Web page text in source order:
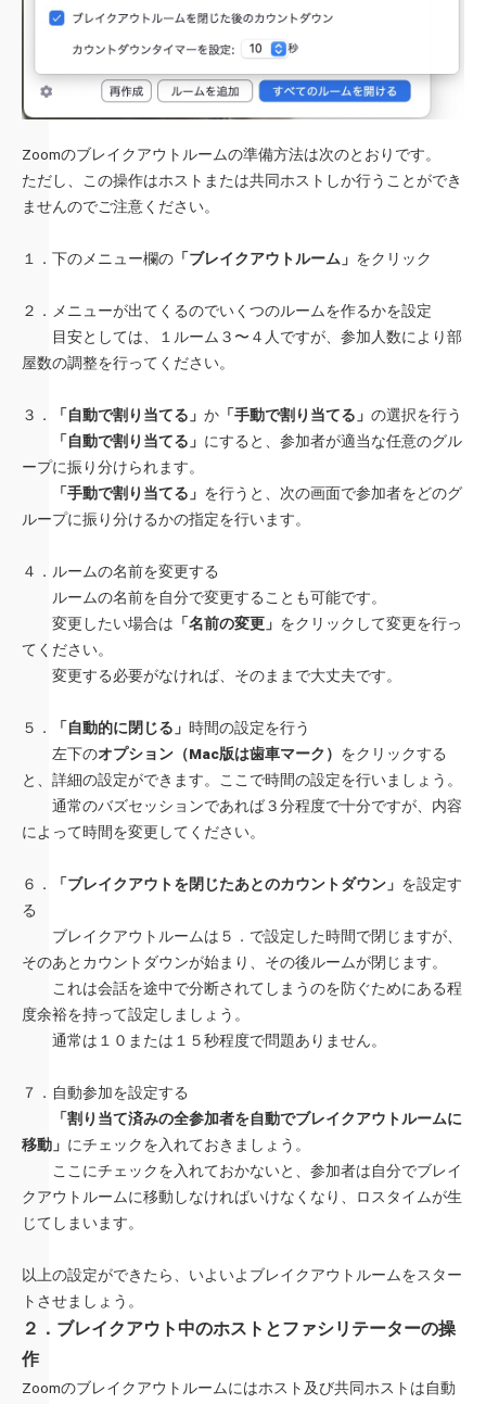
Zoomのブレイクアウトルームの準備方法は次のとおりです。
ただし、この操作はホストまたは共同ホストしか行うことができ
ませんのでご注意ください。
１．下のメニュー欄の 「ブレイクアウトルーム」 をクリック
２．メニューが出てくるのでいくつのルームを作るかを設定
目安としては、１ルーム３〜４人ですが、参加人数により部
屋数の調整を行ってください。
３． 「自動で割り当てる」 か 「手動で割り当てる」 の選択を行う
「自動で割り当てる」 にすると、参加者が適当な任意のグル
ープに振り分けられます。
「手動で割り当てる」 を行うと、次の画面で参加者をどのグ
ループに振り分けるかの指定を行います。
４．ルームの名前を変更する
ルームの名前を自分で変更することも可能です。
変更したい場合は 「名前の変更」 をクリックして変更を行っ
てください。
変更する必要がなければ、そのままで大丈夫です。
５． 「自動的に閉じる」 時間の設定を行う
左下のオプション（Mac版は歯車マーク） をクリックする
と、詳細の設定ができます。ここで時間の設定を行いましょう。
通常のバズセッションであれば３分程度で十分ですが、内容
によって時間を変更してください。
６． 「ブレイクアウトを閉じたあとのカウントダウン」 を設定す
る
ブレイクアウトルームは５．で設定した時間で閉じますが、
そのあとカウントダウンが始まり、その後ルームが閉じます。
これは会話を途中で分断されてしまうのを防ぐためにある程
度余裕を持って設定しましょう。
通常は１０または１５秒程度で問題ありません。
７．自動参加を設定する
「割り当て済みの全参加者を自動でブレイクアウトルームに
移動」 にチェックを入れておきましょう。
ここにチェックを入れておかないと、参加者は自分でブレイ
クアウトルームに移動しなければいけなくなり、ロスタイムが生
じてしまいます。
以上の設定ができたら、いよいよブレイクアウトルームをスター
トさせましょう。
２．ブレイクアウト中のホストとファシリテーターの操
作
Zoomのブレイクアウトルームにはホスト及び共同ホストは自動